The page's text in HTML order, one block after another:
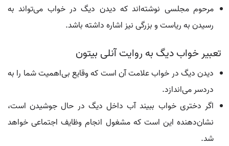
مرحوم مجلسی نوشته‌اند که دیدن دیگ در خواب می‌تواند به
رسیدن به ریاست و بزرگی نیز اشاره داشته باشد.
تعبیر خواب دیگ به روایت آنلی بیتون
دیدن دیگ در خواب علامت آن است که وقایع بی‌اهمیت شما را به
دردسر می‌اندازد.
اگر دختری خواب ببیند آب داخل دیگ در حال جوشیدن است،
نشان‌دهنده این است که مشغول انجام وظایف اجتماعی خواهد
شد.